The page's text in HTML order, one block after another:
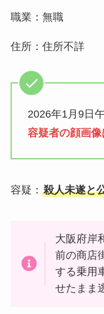
職業：無職
住所：住所不詳
2026年1月9日
容疑者の顔画像
容疑： 殺人未遂と
大阪府岸
前の商店
する乗用
せたまま